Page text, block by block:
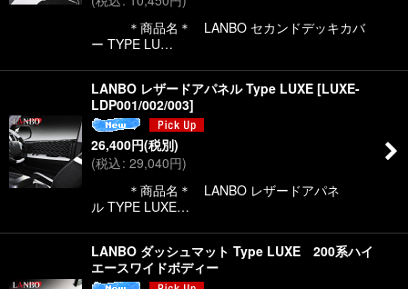
＊商品名＊ LANBO セカンドデッキカバ
ー TYPE LU…
LANBO レザードアパネル Type LUXE [LUXE-
LDP001/002/003]
26,400円(税別)
(税込: 29,040円)
＊商品名＊ LANBO レザードアパネ
ル TYPE LUXE…
LANBO ダッシュマット Type LUXE 200系ハイ
エースワイドボディー